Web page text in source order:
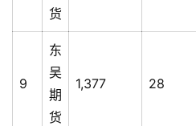
货
9
东
吴
期
货
1,377 28